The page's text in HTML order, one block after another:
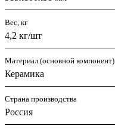
Вес, кг
4,2 кг/шт
Материал (основной компонент)
Керамика
Страна производства
Россия